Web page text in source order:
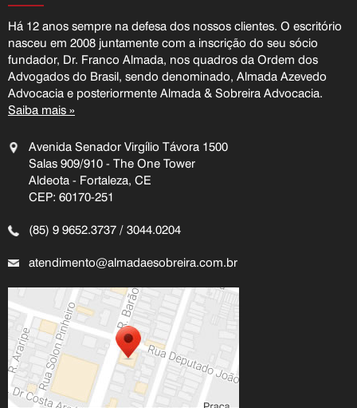
Há 12 anos sempre na defesa dos nossos clientes. O escritório
nasceu em 2008 juntamente com a inscrição do seu sócio
fundador, Dr. Franco Almada, nos quadros da Ordem dos
Advogados do Brasil, sendo denominado, Almada Azevedo
Advocacia e posteriormente Almada & Sobreira Advocacia.
Saiba mais »
Avenida Senador Virgílio Távora 1500
Salas 909/910 - The One Tower
Aldeota - Fortaleza, CE
CEP: 60170-251
(85) 9 9652.3737 / 3044.0204
atendimento@almadaesobreira.com.br